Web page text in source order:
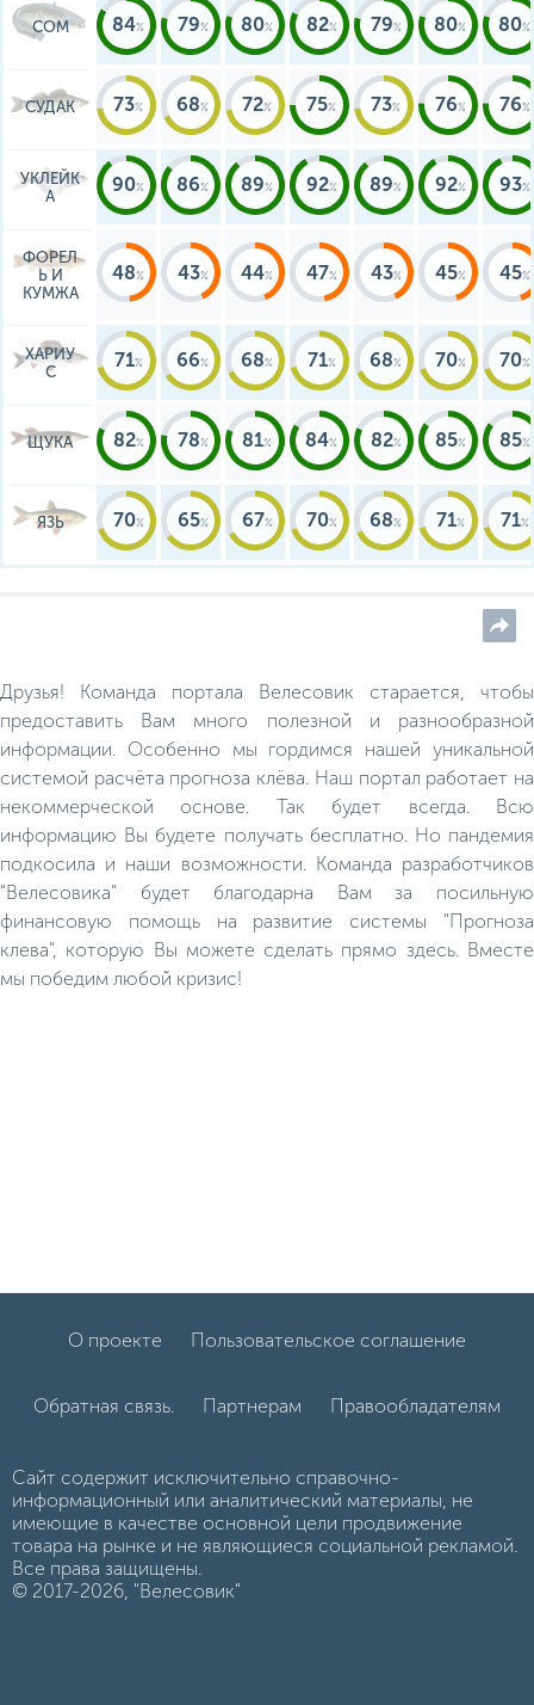
СОМ 84 79 80 82 79 80 80
СУДАК 73 68 72 75 73 76 76
УКЛЕЙК
А
90 86 89 92 89 92 93
ФОРЕЛ
Ь И
КУМЖА
48 43 44 47 43 45 45
ХАРИУ
С
71 66 68 71 68 70 70
ЩУКА 82 78 81 84 82 85 85
ЯЗЬ 70 65 67 70 68 71 71
Друзья! Команда портала Велесовик старается, чтобы
предоставить Вам много полезной и разнообразной
информации. Особенно мы гордимся нашей уникальной
системой расчёта прогноза клёва. Наш портал работает на
некоммерческой основе. Так будет всегда. Всю
информацию Вы будете получать бесплатно. Но пандемия
подкосила и наши возможности. Команда разработчиков
"Велесовика" будет благодарна Вам за посильную
финансовую помощь на развитие системы "Прогноза
клева", которую Вы можете сделать прямо здесь. Вместе
мы победим любой кризис!
О проекте Пользовательское соглашение
Обратная связь. Партнерам Правообладателям
Сайт содержит исключительно справочно-
информационный или аналитический материалы, не
имеющие в качестве основной цели продвижение
товара на рынке и не являющиеся социальной рекламой.
Все права защищены.
© 2017-2026, "Велесовик"